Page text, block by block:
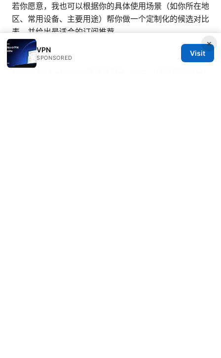
若你愿意，我也可以根据你的具体使用场景（如你所在地
区、常用设备、主要用途）帮你做一个定制化的候选对比
表，并给出最适合的订阅推荐。
Sources:
新加坡VPN Chrome 推薦與指南 2025：保護你的瀏覽
×
VPN
SPONSORED
Visit